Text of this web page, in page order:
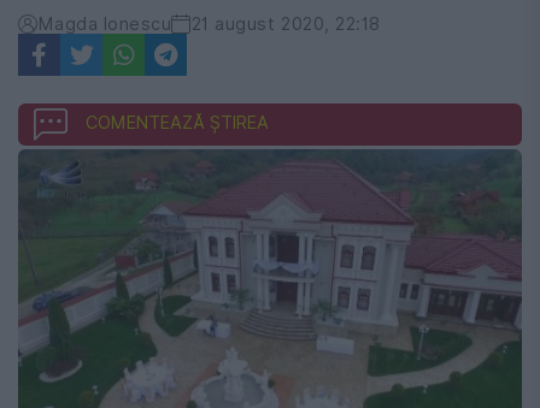
Magda Ionescu 21 august 2020, 22:18
COMENTEAZĂ ȘTIREA